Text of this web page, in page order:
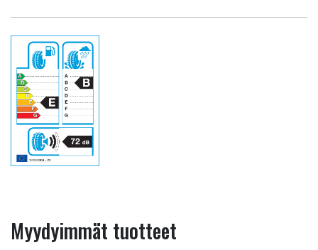
Myydyimmät tuotteet